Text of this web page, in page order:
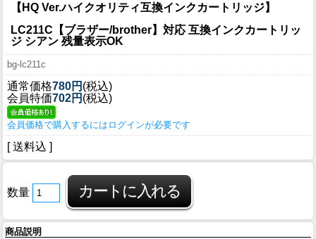
【HQ Ver.ハイクオリティ互換インクカートリッジ】
LC211C【ブラザー/brother】対応 互換インクカートリッ
ジ シアン 残量表示OK
bg-lc211c
通常価格780円 (税込)
会員特価702円 (税込)
会員価格で購入するにはログインが必要です
[ 送料込 ]
数量
商品説明